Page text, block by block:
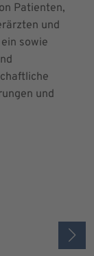
Patienten,
und
sowie
und